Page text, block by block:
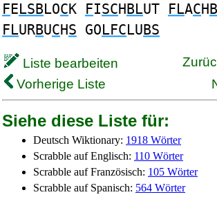
FELSBLOCK FISCHBLUT FLACHB
FLURBUCHS GOLFCLUBS
Liste bearbeiten
Vorherige Liste
Siehe diese Liste für:
Deutsch Wiktionary: 1918 Wörter
Scrabble auf Englisch: 110 Wörter
Scrabble auf Französisch: 105 Wörter
Scrabble auf Spanisch: 564 Wörter